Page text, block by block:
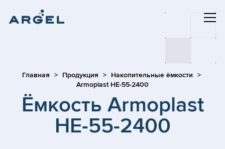
Главная Продукция
Накопительные ёмкости
Armoplast HE-55-2400
Ёмкость Armoplast
HE-55-2400